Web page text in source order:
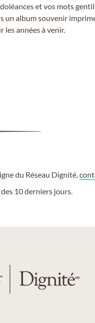
et vos mots
un album souvenir
les années à venir.
du Réseau Dignité,
des 10 derniers jours.